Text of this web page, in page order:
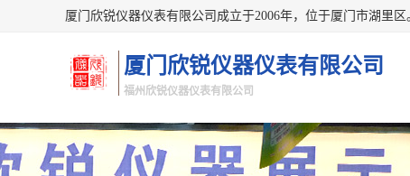
厦门欣锐仪器仪表有限公司
福州欣锐仪器仪表有限公司